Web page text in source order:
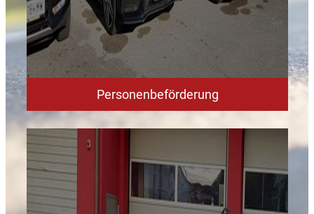
Personenbeförderung